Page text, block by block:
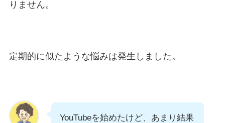
りません。
定期的に似たような悩みは発生しました。
YouTubeを始めたけど、あまり結果